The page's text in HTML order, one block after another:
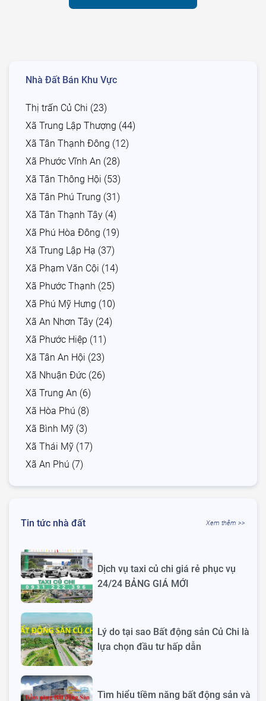
Nhà Đất Bán Khu Vực
Thị trấn Củ Chi (23)
Xã Trung Lập Thượng (44)
Xã Tân Thạnh Đông (12)
Xã Phước Vĩnh An (28)
Xã Tân Thông Hội (53)
Xã Tân Phú Trung (31)
Xã Tân Thạnh Tây (4)
Xã Phú Hòa Đông (19)
Xã Trung Lập Hạ (37)
Xã Phạm Văn Cội (14)
Xã Phước Thạnh (25)
Xã Phú Mỹ Hưng (10)
Xã An Nhơn Tây (24)
Xã Phước Hiệp (11)
Xã Tân An Hội (23)
Xã Nhuận Đức (26)
Xã Trung An (6)
Xã Hòa Phú (8)
Xã Bình Mỹ (3)
Xã Thái Mỹ (17)
Xã An Phú (7)
Tin tức nhà đất Xem thêm >>
Dịch vụ taxi củ chi giá rẻ phục vụ
24/24 BẢNG GIÁ MỚI
Lý do tại sao Bất động sản Củ Chi là
lựa chọn đầu tư hấp dẫn
Tìm hiểu tiềm năng bất động sản và